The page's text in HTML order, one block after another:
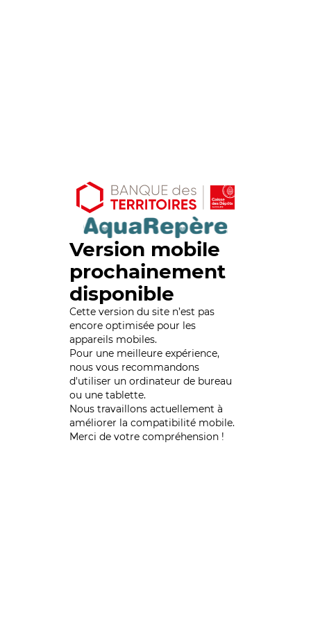
Version mobile
prochainement
disponible
Cette version du site n’est pas
encore optimisée pour les
appareils mobiles.
Pour une meilleure expérience,
nous vous recommandons
d'utiliser un ordinateur de bureau
ou une tablette.
Nous travaillons actuellement à
améliorer la compatibilité mobile.
Merci de votre compréhension !